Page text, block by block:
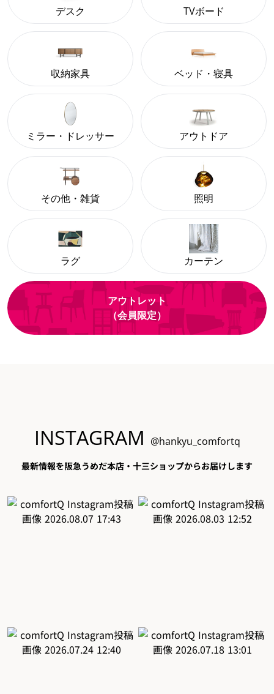
デスク TVボード
収納家具 ベッド・寝具
ミラー・ドレッサー アウトドア
その他・雑貨 照明
ラグ カーテン
アウトレット
（会員限定）
INSTAGRAM @hankyu_comfortq
最新情報を阪急うめだ本店・十三ショップからお届けします